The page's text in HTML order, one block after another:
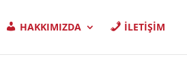
HAKKIMIZDA İLETİŞİM